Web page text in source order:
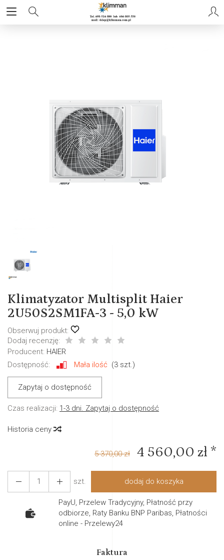
Klimatyzator Multisplit Haier
2U50S2SM1FA-3 - 5,0 kW
Obserwuj produkt:
Dodaj recenzję:
Producent: HAIER
Dostępność:
Mała ilość (3 szt.)
Zapytaj o dostępność
Czas realizacji: 1-3 dni. Zapytaj o dostępność
Historia ceny
5 370,00 zł 4 560,00 zł *
szt. dodaj do koszyka
PayU, Przelew Tradycyjny, Płatność przy
odbiorze, Raty Banku BNP Paribas, Płatności
online - Przelewy24
Faktura